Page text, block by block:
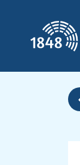
Hoofdmenu